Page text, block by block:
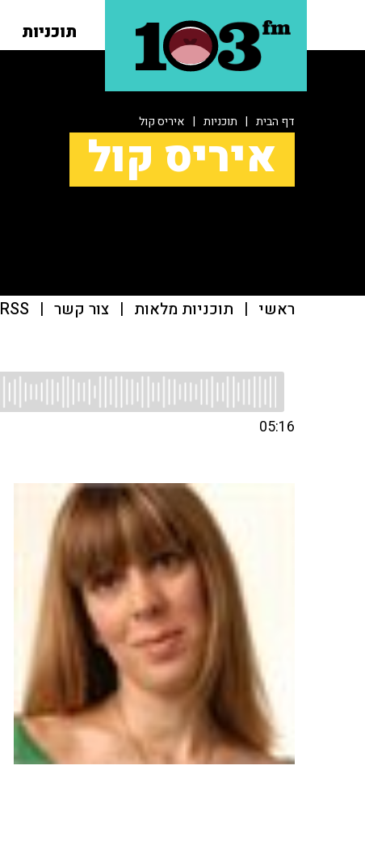
תוכניות
דף הבית | תוכניות | איריס קול
איריס קול
ראשי | תוכניות מלאות | צור קשר |
RSS
05:16